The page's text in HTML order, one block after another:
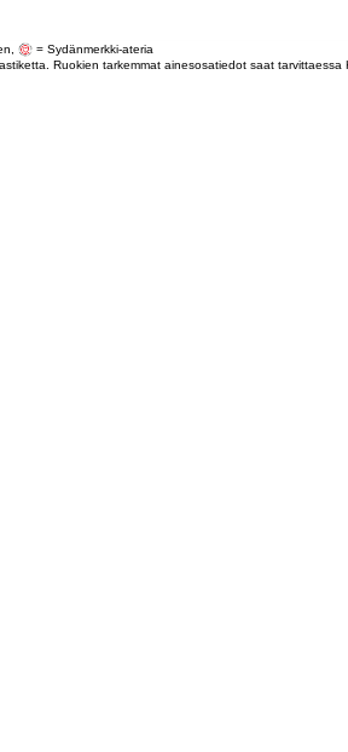
= Sydänmerkki-ateria
Ruokien tarkemmat ainesosatiedot saat